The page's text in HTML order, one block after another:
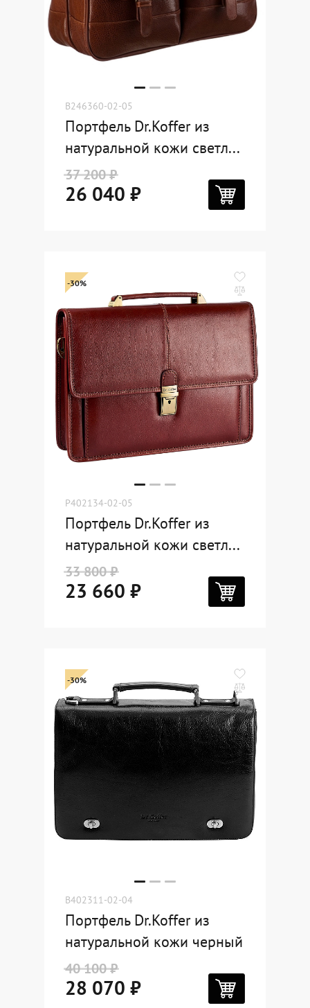
Политика обработки персональных
данных
B246360-02-05
Портфель Dr.Koffer из
натуральной кожи светл...
37 200 ₽
26 040 ₽
-30%
P402134-02-05
Портфель Dr.Koffer из
натуральной кожи светл...
33 800 ₽
23 660 ₽
-30%
B402311-02-04
Портфель Dr.Koffer из
натуральной кожи черный
40 100 ₽
28 070 ₽